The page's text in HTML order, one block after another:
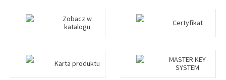
Zobacz w
katalogu
Certyfikat
Karta produktu
MASTER KEY
SYSTEM